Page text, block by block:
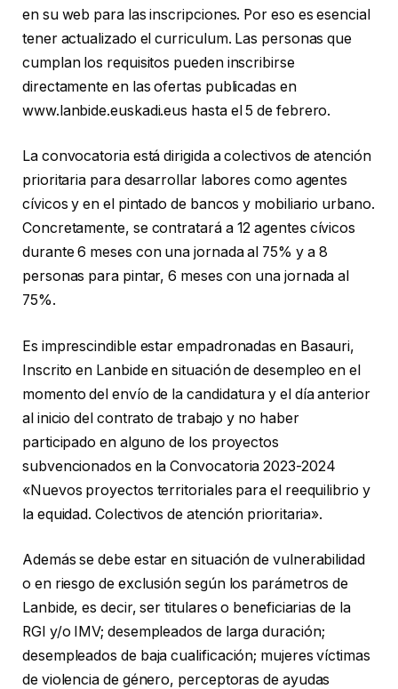
en su web para las inscripciones. Por eso es esencial
tener actualizado el curriculum. Las personas que
cumplan los requisitos pueden inscribirse
directamente en las ofertas publicadas en
www.lanbide.euskadi.eus hasta el 5 de febrero.
La convocatoria está dirigida a colectivos de atención
prioritaria para desarrollar labores como agentes
cívicos y en el pintado de bancos y mobiliario urbano.
Concretamente, se contratará a 12 agentes cívicos
durante 6 meses con una jornada al 75% y a 8
personas para pintar, 6 meses con una jornada al
75%.
Es imprescindible estar empadronadas en Basauri,
Inscrito en Lanbide en situación de desempleo en el
momento del envío de la candidatura y el día anterior
al inicio del contrato de trabajo y no haber
participado en alguno de los proyectos
subvencionados en la Convocatoria 2023-2024
«Nuevos proyectos territoriales para el reequilibrio y
la equidad. Colectivos de atención prioritaria».
Además se debe estar en situación de vulnerabilidad
o en riesgo de exclusión según los parámetros de
Lanbide, es decir, ser titulares o beneficiarias de la
RGI y/o IMV; desempleados de larga duración;
desempleados de baja cualificación; mujeres víctimas
de violencia de género, perceptoras de ayudas